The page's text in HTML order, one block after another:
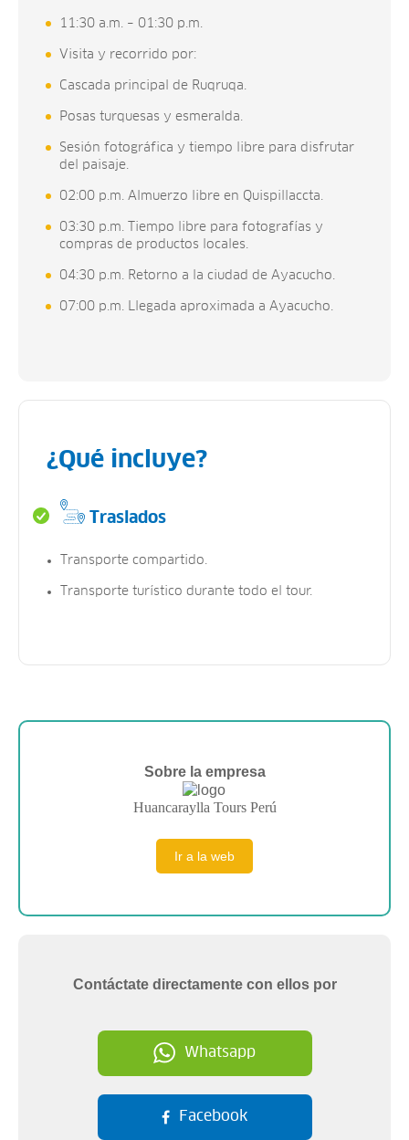
11:30 a.m. – 01:30 p.m.
Visita y recorrido por:
Cascada principal de Ruqruqa.
Posas turquesas y esmeralda.
Sesión fotográfica y tiempo libre para disfrutar
del paisaje.
02:00 p.m. Almuerzo libre en Quispillaccta.
03:30 p.m. Tiempo libre para fotografías y
compras de productos locales.
04:30 p.m. Retorno a la ciudad de Ayacucho.
07:00 p.m. Llegada aproximada a Ayacucho.
¿Qué incluye?
Traslados
Transporte compartido.
Transporte turístico durante todo el tour.
Sobre la empresa
Huancaraylla Tours Perú
Ir a la web
Contáctate directamente con ellos por
Whatsapp
Facebook